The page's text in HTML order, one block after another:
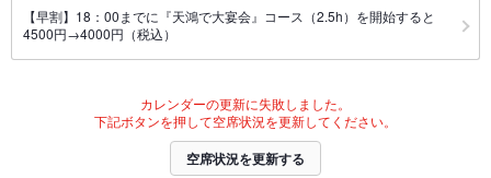
【早割】18：00までに『天鴻で大宴会』コース（2.5h）を開始すると
4500円→4000円（税込）
カレンダーの更新に失敗しました。
下記ボタンを押して空席状況を更新してください。
空席状況を更新する